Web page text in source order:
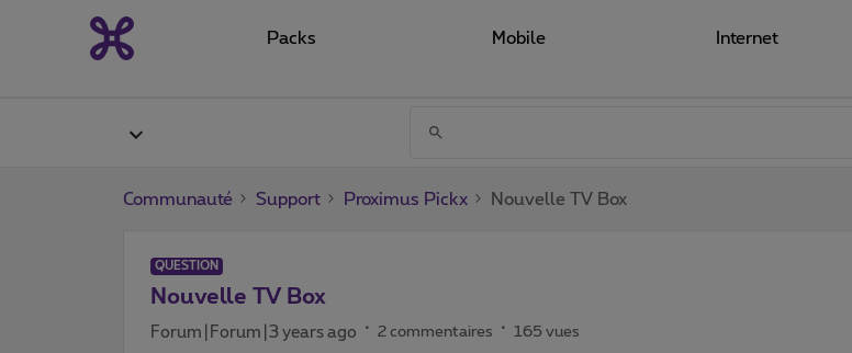
Packs Mobile Internet
Communauté Support Proximus Pickx Nouvelle TV Box
QUESTION
Nouvelle TV Box
Forum|Forum|3 years ago 2 commentaires 165 vues